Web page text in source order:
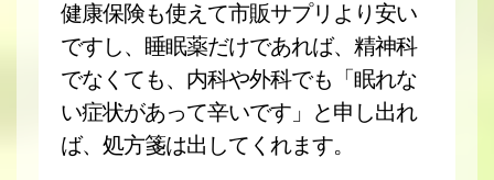
健康保険も使えて市販サプリより安い
ですし、睡眠薬だけであれば、精神科
でなくても、内科や外科でも「眠れな
い症状があって辛いです」と申し出れ
ば、処方箋は出してくれます。